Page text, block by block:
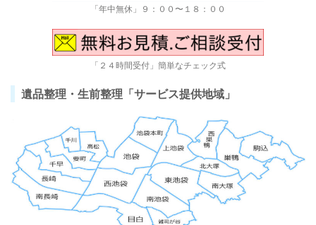
「年中無休」９：００〜１８：００
「２４時間受付」簡単なチェック式
遺品整理・生前整理「サービス提供地域」